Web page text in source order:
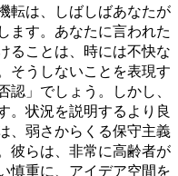
転は、しばしばあなたが
ます。あなたに言われた
ることは、時には不快な
そうしないことを表現す
」でしょう。しかし、
。状況を説明するより良
、弱さからくる保守主義
彼らは、非常に高齢者が
慎重に、アイデア空間を